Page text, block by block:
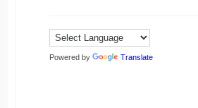
Powered by Translate